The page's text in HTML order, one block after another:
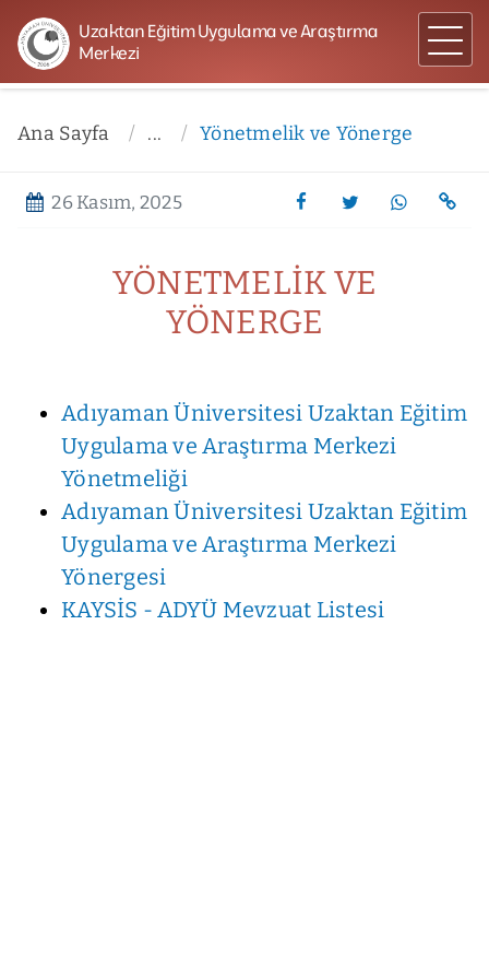
Uzaktan Eğitim Uygulama ve Araştırma
Merkezi
Ana Sayfa ... Yönetmelik ve Yönerge
26 Kasım, 2025
YÖNETMELIK VE
YÖNERGE
Adıyaman Üniversitesi Uzaktan Eğitim
Uygulama ve Araştırma Merkezi
Yönetmeliği
Adıyaman Üniversitesi Uzaktan Eğitim
Uygulama ve Araştırma Merkezi
Yönergesi
KAYSİS - ADYÜ Mevzuat Listesi